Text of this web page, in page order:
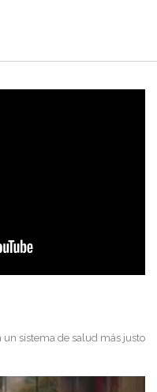
sistema de salud más justo